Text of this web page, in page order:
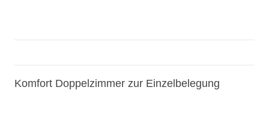
Komfort Doppelzimmer zur Einzelbelegung